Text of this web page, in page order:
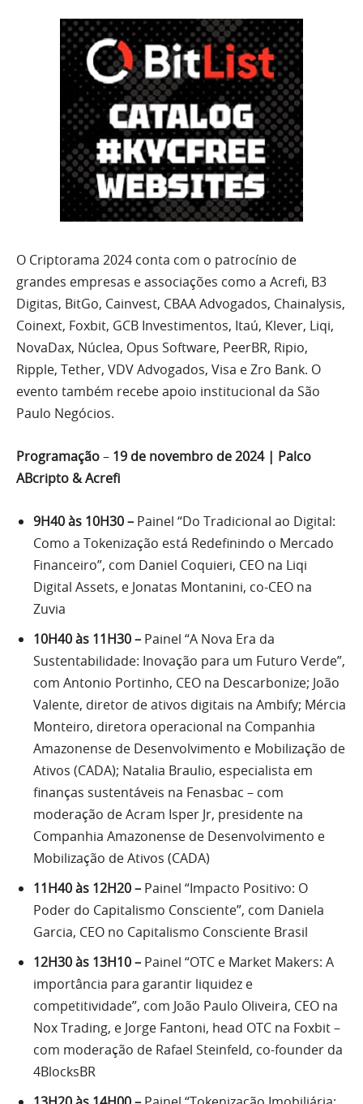
O Criptorama 2024 conta com o patrocínio de
grandes empresas e associações como a Acrefi, B3
Digitas, BitGo, Cainvest, CBAA Advogados, Chainalysis,
Coinext, Foxbit, GCB Investimentos, Itaú, Klever, Liqi,
NovaDax, Núclea, Opus Software, PeerBR, Ripio,
Ripple, Tether, VDV Advogados, Visa e Zro Bank. O
evento também recebe apoio institucional da São
Paulo Negócios.
Programação– 19 de novembro de 2024 | Palco
ABcripto & Acrefi
9H40 às 10H30 – Painel “Do Tradicional ao Digital:
Como a Tokenização está Redefinindo o Mercado
Financeiro”, com Daniel Coquieri, CEO na Liqi
Digital Assets, e Jonatas Montanini, co-CEO na
Zuvia
10H40 às 11H30 – Painel “A Nova Era da
Sustentabilidade: Inovação para um Futuro Verde”,
com Antonio Portinho, CEO na Descarbonize; João
Valente, diretor de ativos digitais na Ambify; Mércia
Monteiro, diretora operacional na Companhia
Amazonense de Desenvolvimento e Mobilização de
Ativos (CADA); Natalia Braulio, especialista em
finanças sustentáveis na Fenasbac – com
moderação de Acram Isper Jr, presidente na
Companhia Amazonense de Desenvolvimento e
Mobilização de Ativos (CADA)
11H40 às 12H20 – Painel “Impacto Positivo: O
Poder do Capitalismo Consciente”, com Daniela
Garcia, CEO no Capitalismo Consciente Brasil
12H30 às 13H10 – Painel “OTC e Market Makers: A
importância para garantir liquidez e
competitividade”, com João Paulo Oliveira, CEO na
Nox Trading, e Jorge Fantoni, head OTC na Foxbit –
com moderação de Rafael Steinfeld, co-founder da
4BlocksBR